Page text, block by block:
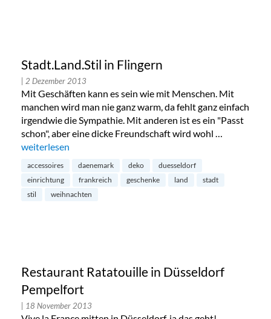
Stadt.Land.Stil in Flingern
| 2 Dezember 2013
Mit Geschäften kann es sein wie mit Menschen. Mit
manchen wird man nie ganz warm, da fehlt ganz einfach
irgendwie die Sympathie. Mit anderen ist es ein "Passt
schon", aber eine dicke Freundschaft wird wohl …
„Stadt.Land.Stil in Flingern“
weiterlesen
accessoires daenemark deko
duesseldorf
einrichtung
frankreich geschenke land
stadt
stil
weihnachten
Restaurant Ratatouille in Düsseldorf
Pempelfort
| 18 November 2013